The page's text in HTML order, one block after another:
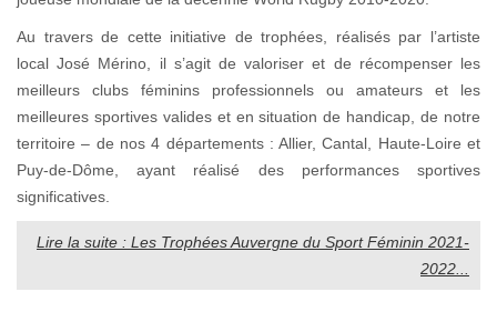
Au travers de cette initiative de trophées, réalisés par l’artiste
local José Mérino, il s’agit de valoriser et de récompenser les
meilleurs clubs féminins professionnels ou amateurs et les
meilleures sportives valides et en situation de handicap, de notre
territoire – de nos 4 départements : Allier, Cantal, Haute-Loire et
Puy-de-Dôme, ayant réalisé des performances sportives
significatives.
Lire la suite : Les Trophées Auvergne du Sport Féminin 2021-
2022...